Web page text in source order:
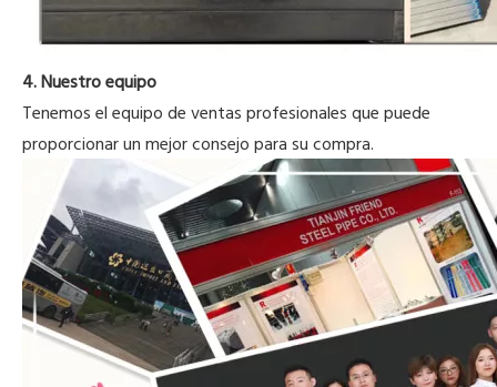
4. Nuestro equipo
Tenemos el equipo de ventas profesionales que puede
proporcionar un mejor consejo para su compra.